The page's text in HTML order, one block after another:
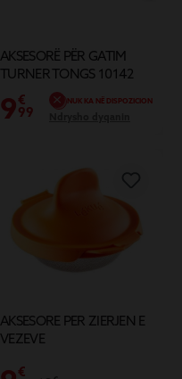
AKSESORË PËR GATIM
TURNER TONGS 10142
9€
99
NUK KA NË DISPOZICION
AKSESORE PER ZIERJEN E
VEZEVE
€